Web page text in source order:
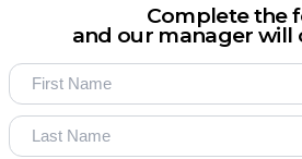
Complete the
and our manager will